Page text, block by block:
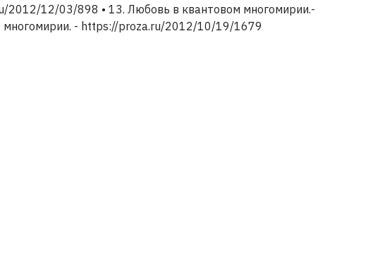
2012/12/03/898 • 13. Любовь в квантовом многомирии.-
- https://proza.ru/2012/10/19/1679